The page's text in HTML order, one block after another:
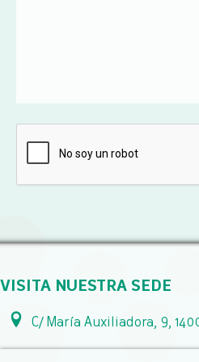
VISITA NUESTRA SEDE
C/ María Auxiliadora, 9,